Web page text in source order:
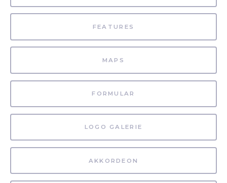
FEATURES
MAPS
FORMULAR
LOGO GALERIE
AKKORDEON